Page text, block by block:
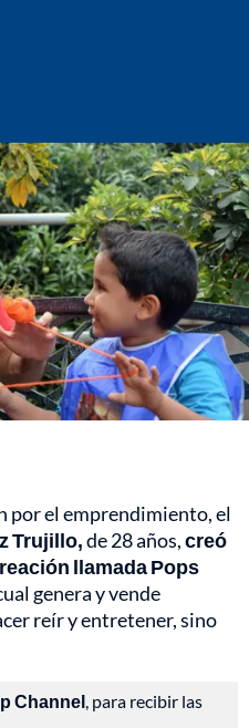
por el emprendimiento, el
Trujillo,de 28 años,creó
llamada Pops
genera y vende
reír y entretener, sino
Channel, para recibir las